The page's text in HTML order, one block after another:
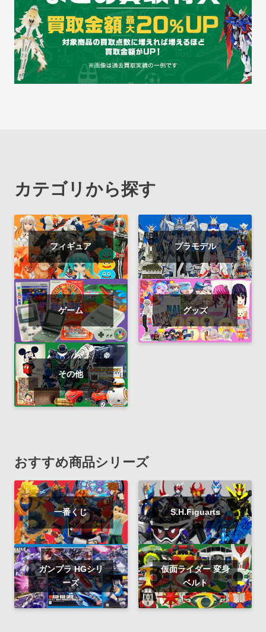
カテゴリから探す
フィギュア プラモデル
ゲーム グッズ
その他
おすすめ商品シリーズ
一番くじ S.H.Figuarts
ガンプラ HGシリ
ーズ
仮面ライダー 変身
ベルト